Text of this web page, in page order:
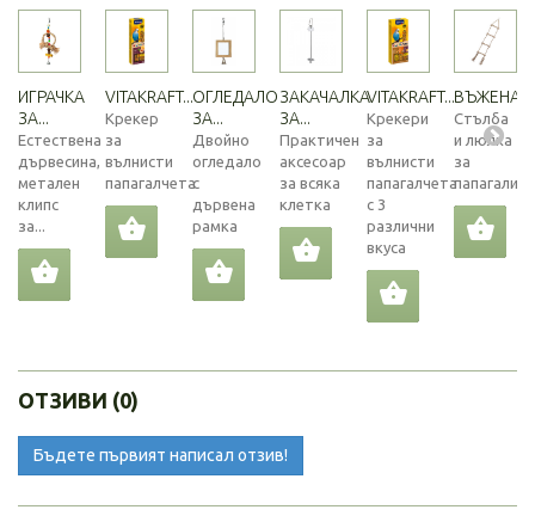
ИГРАЧКА
ЗА...
Естествена
дървесина,
метален
клипс
за...
VITAKRAFT...
Крекер
за
вълнисти
папагалчета
ОГЛЕДАЛО
ЗА...
Двойно
огледало
с
дървена
рамка
ЗАКАЧАЛКА
ЗА...
Практичен
аксесоар
за всяка
клетка
VITAKRAFT...
Крекери
за
вълнисти
папагалчета
с 3
различни
вкуса
ВЪЖЕНА...
Стълба
и люлка
за
папагали
ОТЗИВИ (0)
Бъдете първият написал отзив!